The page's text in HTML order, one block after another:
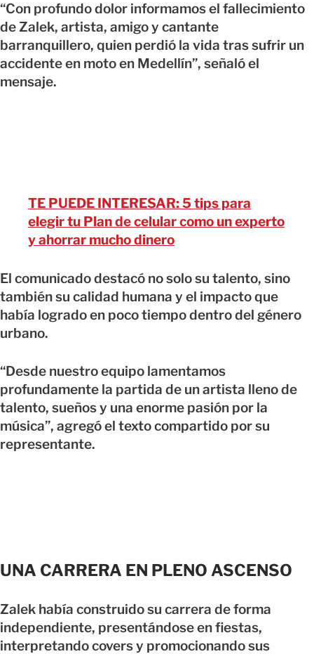
“Con profundo dolor informamos el fallecimiento
de Zalek, artista, amigo y cantante
barranquillero, quien perdió la vida tras sufrir un
accidente en moto en Medellín”, señaló el
mensaje.
TE PUEDE INTERESAR: 5 tips para
elegir tu Plan de celular como un experto
y ahorrar mucho dinero
El comunicado destacó no solo su talento, sino
también su calidad humana y el impacto que
había logrado en poco tiempo dentro del género
urbano.
“Desde nuestro equipo lamentamos
profundamente la partida de un artista lleno de
talento, sueños y una enorme pasión por la
música”, agregó el texto compartido por su
representante.
UNA CARRERA EN PLENO ASCENSO
Zalek había construido su carrera de forma
independiente, presentándose en fiestas,
interpretando covers y promocionando sus